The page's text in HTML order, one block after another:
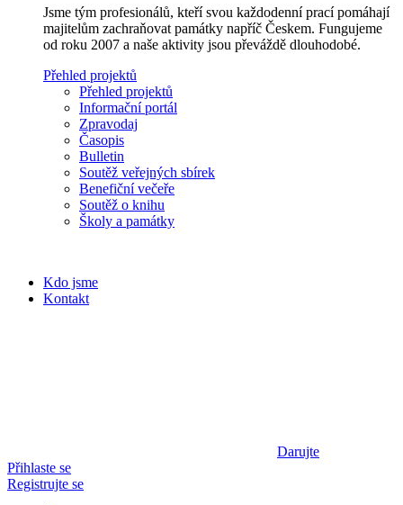
Jsme tým profesionálů, kteří svou každodenní prací pomáhají
majitelům zachraňovat památky napříč Českem. Fungujeme
od roku 2007 a naše aktivity jsou převáždě dlouhodobé.
Přehled projektů
Přehled projektů
Informační portál
Zpravodaj
Časopis
Bulletin
Soutěž veřejných sbírek
Benefiční večeře
Soutěž o knihu
Školy a památky
Kdo jsme
Kontakt
Darujte
Přihlaste se
Registrujte se